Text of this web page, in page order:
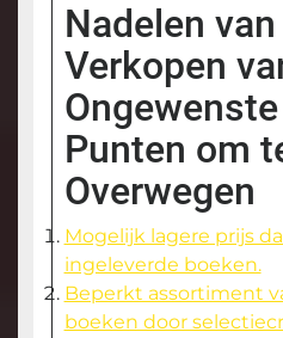
Nadelen
Verkopen
Punten om
Overwegen
Mogelijk lagere prijs
ingeleverde boeken.
Beperkt assortiment
boeken door